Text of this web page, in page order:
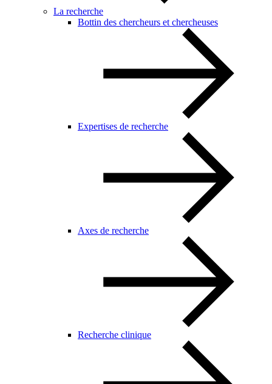
La recherche
Bottin des chercheurs et chercheuses
Expertises de recherche
Axes de recherche
Recherche clinique